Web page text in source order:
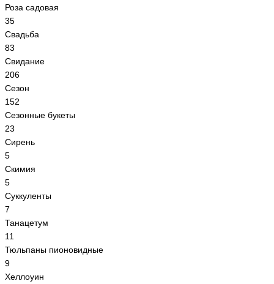
Роза садовая
35
Свадьба
83
Свидание
206
Сезон
152
Сезонные букеты
23
Сирень
5
Скимия
5
Суккуленты
7
Танацетум
11
Тюльпаны пионовидные
9
Хеллоуин